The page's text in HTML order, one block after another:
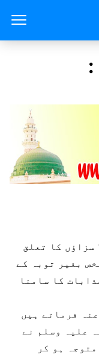
سزاؤں کا تعلق
بغیر توبہ کے
کا سامنا
فرماتے ہیں
عليہ وسلم نے
ہو کر